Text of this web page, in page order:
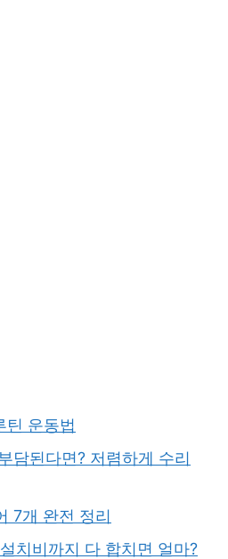
틴 운동법
담된다면? 저렴하게 수리
7개 완전 정리
치비까지 다 합치면 얼마?